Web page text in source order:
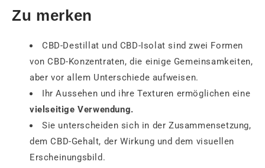
Zu merken
CBD-Destillat und CBD-Isolat sind zwei Formen
von CBD-Konzentraten, die einige Gemeinsamkeiten,
aber vor allem Unterschiede aufweisen.
Ihr Aussehen und ihre Texturen ermöglichen eine
vielseitige Verwendung.
Sie unterscheiden sich in der Zusammensetzung,
dem CBD-Gehalt, der Wirkung und dem visuellen
Erscheinungsbild.